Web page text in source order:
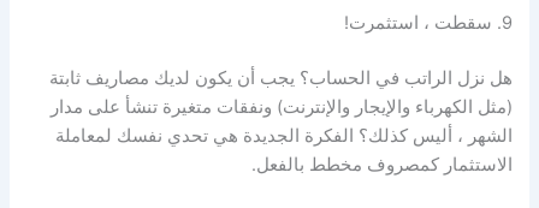
9. سقطت ، استثمرت!
هل نزل الراتب في الحساب؟ يجب أن يكون لديك مصاريف ثابتة
(مثل الكهرباء والإيجار والإنترنت) ونفقات متغيرة تنشأ على مدار
الشهر ، أليس كذلك؟ الفكرة الجديدة هي تحدي نفسك لمعاملة
الاستثمار كمصروف مخطط بالفعل.